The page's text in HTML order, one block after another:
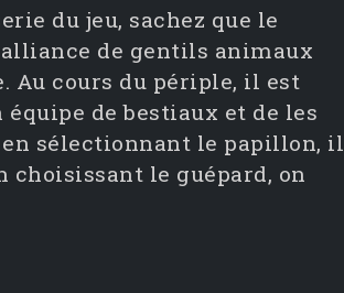
du jeu, sachez que le
de gentils animaux
Au cours du périple, il est
de bestiaux et de les
en sélectionnant le papillon, il
choisissant le guépard, on